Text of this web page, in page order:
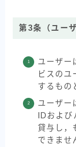
第3条（ユー
ユーザー
ビスの
するもの
ユーザー
IDおよ
貸与し，
できませ